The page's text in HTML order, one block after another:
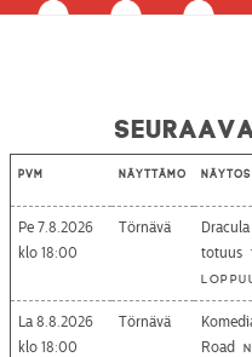
Pvm Näyttämö Näytös
Pe 7.8.2026
18:00
Törnävä
totuus
La 8.8.2026
18:00
Törnävä
Road